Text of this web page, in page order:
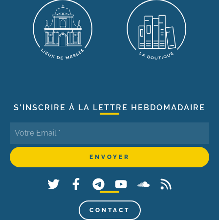
S'INSCRIRE À LA LETTRE HEBDOMADAIRE
CONTACT